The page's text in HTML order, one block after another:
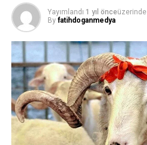
Yayımlandı 1 yıl önceüzerinde
By fatihdoganmedya